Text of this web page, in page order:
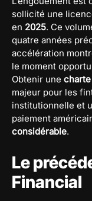
sollicité une
en 2025. Ce
quatre années
accélération
le moment
Obtenir une
majeur pour les
institutionnelle et
paiement
considérable.
Le
Financial